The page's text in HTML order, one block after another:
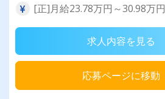
[正]月給23.78万円～30.98万円
求人内容を見る
応募ページに移動